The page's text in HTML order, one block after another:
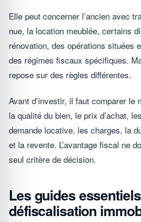
Elle peut concerner l’ancien avec
nue, la location meublée, certains
rénovation, des opérations situées
des régimes fiscaux spécifiques.
repose sur des règles différentes.
Avant d’investir, il faut comparer le
la qualité du bien, le prix d’achat,
demande locative, les charges, la
et la revente. L’avantage fiscal ne
seul critère de décision.
Les guides
défiscalisation